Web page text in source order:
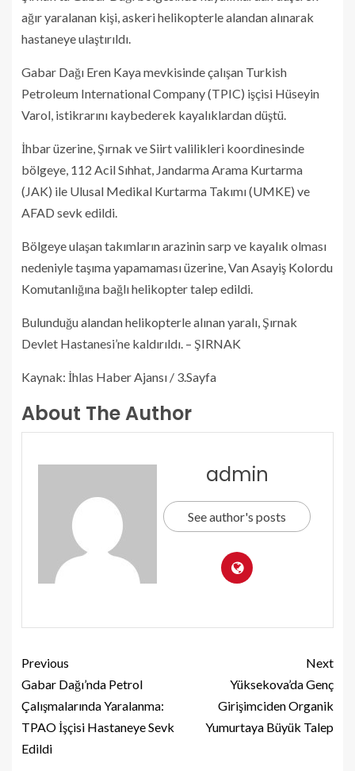
ağır yaralanan kişi, askeri helikopterle alandan alınarak
hastaneye ulaştırıldı.
Gabar Dağı Eren Kaya mevkisinde çalışan Turkish
Petroleum International Company (TPIC) işçisi Hüseyin
Varol, istikrarını kaybederek kayalıklardan düştü.
İhbar üzerine, Şırnak ve Siirt valilikleri koordinesinde
bölgeye, 112 Acil Sıhhat, Jandarma Arama Kurtarma
(JAK) ile Ulusal Medikal Kurtarma Takımı (UMKE) ve
AFAD sevk edildi.
Bölgeye ulaşan takımların arazinin sarp ve kayalık olması
nedeniyle taşıma yapamaması üzerine, Van Asayiş Kolordu
Komutanlığına bağlı helikopter talep edildi.
Bulunduğu alandan helikopterle alınan yaralı, Şırnak
Devlet Hastanesi’ne kaldırıldı. – ŞIRNAK
Kaynak: İhlas Haber Ajansı / 3.Sayfa
About The Author
admin
See author's posts
Previous
Gabar Dağı’nda Petrol
Çalışmalarında Yaralanma:
TPAO İşçisi Hastaneye Sevk
Edildi
Next
Yüksekova’da Genç
Girişimciden Organik
Yumurtaya Büyük Talep